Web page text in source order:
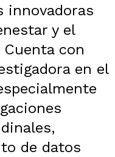
innovadoras
y el
con
en el
de datos